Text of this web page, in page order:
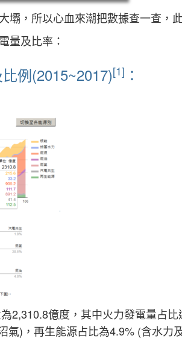
壩，所以心血來潮把數據查一查，
量及比率：
例(2015~2017)[1] ：
2,310.8億度，其中火力發電量占
氣)，再生能源占比為4.9% (含水